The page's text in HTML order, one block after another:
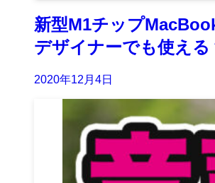
新型M1チップ
デザイナーでも使える
2020年12月4日